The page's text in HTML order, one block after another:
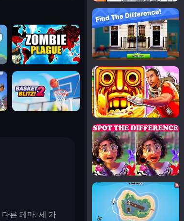
zombie plague
basket blitz
른 테마, 세 가
notice the difference
temple run 2
spot the differences
silly sky